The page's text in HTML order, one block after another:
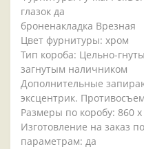
глазок да
броненакладка Врезная
Цвет фурнитуры: хром
Тип короба: Цельно-
загнутым наличником
Дополнительные
эксцентрик.
Размеры по коробу: 860
Изготовление на заказ
параметрам: да